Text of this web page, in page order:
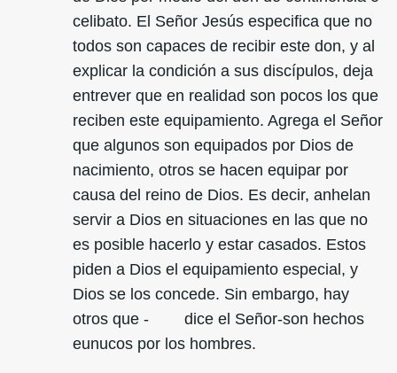
celibato. El Señor Jesús especifica que no
todos son capaces de recibir este don, y al
explicar la condición a sus discípulos, deja
entrever que en realidad son pocos los que
reciben este equipamiento. Agrega el Señor
que algunos son equipados por Dios de
nacimiento, otros se hacen equipar por
causa del reino de Dios. Es decir, anhelan
servir a Dios en situaciones en las que no
es posible hacerlo y estar casados. Estos
piden a Dios el equipamiento especial, y
Dios se los concede. Sin embargo, hay
otros que - dice el Señor-son hechos
eunucos por los hombres.